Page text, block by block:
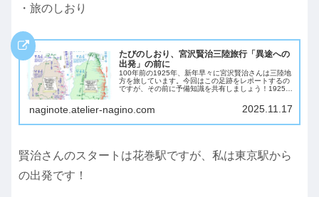
・旅のしおり
たびのしおり、宮沢賢治三陸旅行「異途への
出発」の前に
100年前の1925年、新年早々に宮沢賢治さんは三陸地
方を旅しています。今回はこの足跡をレポートするの
ですが、その前に予備知識を共有しましょう！1925年
メージとして、童話作家とともに「教師...
naginote.atelier-nagino.com 2025.11.17
賢治さんのスタートは花巻駅ですが、私は東京駅から
の出発です！